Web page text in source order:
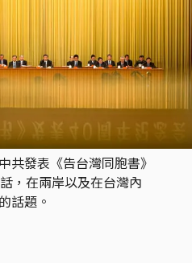
共發表《告台灣同胞書》
，在兩岸以及在台灣內
話題。